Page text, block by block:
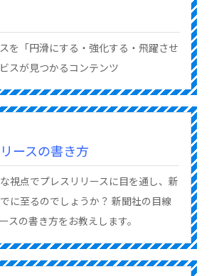
を「円滑にする・強化する・飛躍させ
スが見つかるコンテンツ
ースの書き方
視点でプレスリリースに目を通し、新
に至るのでしょうか？ 新聞社の目線
スの書き方をお教えします。